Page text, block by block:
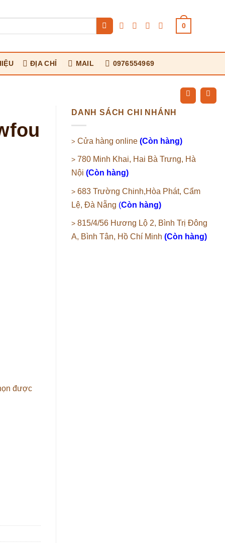
0
ĐỊA CHỈ MAIL 0976554969
DANH SÁCH CHI NHÁNH
> Cửa hàng online (Còn hàng)
> 780 Minh Khai, Hai Bà Trưng, Hà
Nội (Còn hàng)
> 683 Trường Chinh,Hòa Phát, Cẩm
Lệ, Đà Nẵng (Còn hàng)
> 815/4/56 Hương Lộ 2, Bình Trị Đông
A, Bình Tân, Hồ Chí Minh (Còn hàng)
được